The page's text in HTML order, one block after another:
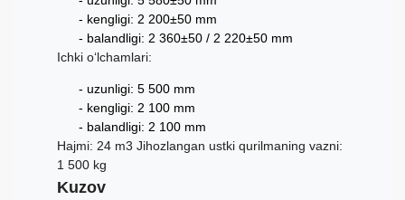
kengligi: 2 200±50 mm
balandligi: 2 360±50 / 2 220±50 mm
Ichki o‘lchamlari:
uzunligi: 5 500 mm
kengligi: 2 100 mm
balandligi: 2 100 mm
Hajmi: 24 m3 Jihozlangan ustki qurilmaning vazni:
1 500 kg
Kuzov